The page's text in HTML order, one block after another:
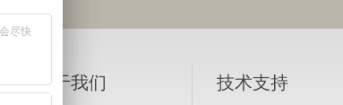
关于我们 技术支持